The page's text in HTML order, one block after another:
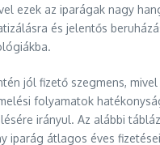
ezek az iparágak nagy
és jelentős
jól fizető szegmens,
folyamatok
irányul. Az alábbi
iparág átlagos éves